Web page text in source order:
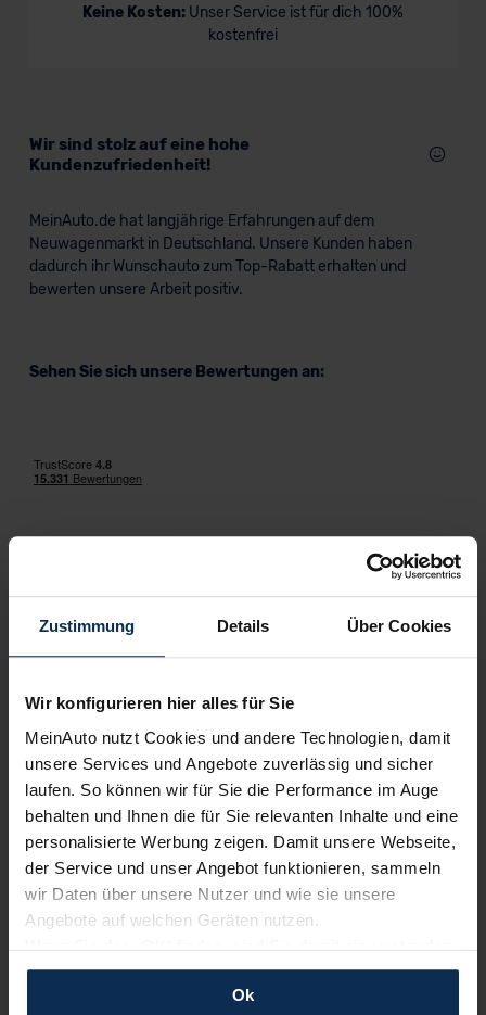
Zustimmung Details Über Cookies
Wir konfigurieren hier alles für Sie
MeinAuto nutzt Cookies und andere Technologien, damit
unsere Services und Angebote zuverlässig und sicher
laufen. So können wir für Sie die Performance im Auge
behalten und Ihnen die für Sie relevanten Inhalte und eine
personalisierte Werbung zeigen. Damit unsere Webseite,
der Service und unser Angebot funktionieren, sammeln
wir Daten über unsere Nutzer und wie sie unsere
Angebote auf welchen Geräten nutzen.
Wenn Sie das „OK“ finden, sind Sie damit einverstanden
und erlauben uns Cookies für unseren Service zu
verwenden und diese Daten an Dritte weiterzugeben,
Ok
Keine Kosten: Unser Service ist für dich 100%
kostenfrei
Wir sind stolz auf eine hohe
Kundenzufriedenheit!
MeinAuto.de hat langjährige Erfahrungen auf dem
Neuwagenmarkt in Deutschland. Unsere Kunden haben
dadurch ihr Wunschauto zum Top-Rabatt erhalten und
bewerten unsere Arbeit positiv.
Sehen Sie sich unsere Bewertungen an:
Erfahren Sie mehr über das Urteil unserer Kunden
Nachrichten
Tesla wird günstiger: Model 3 soll weniger als
40.000 Euro kosten
Tesla hat angekündigt, die Preise seiner Fahrzeuge in